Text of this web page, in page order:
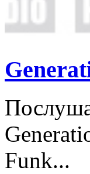
Funk...